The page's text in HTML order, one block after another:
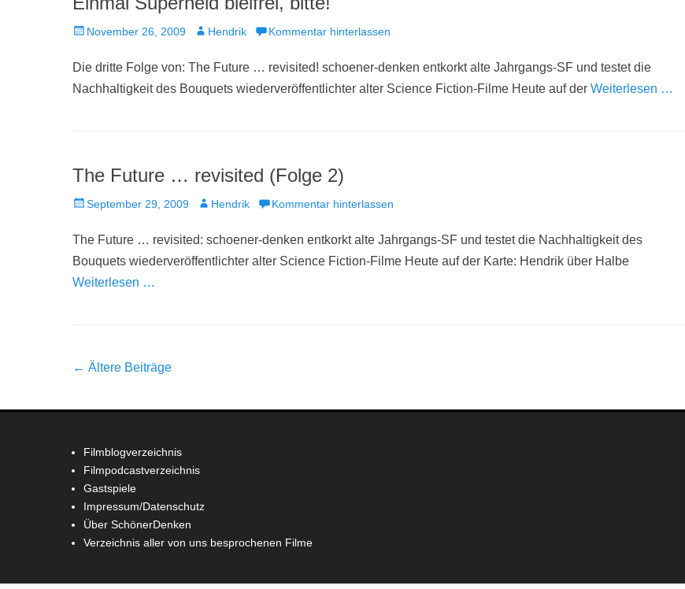
Veröffentlicht
November 26, 2009 AutorHendrik Kommentar hinterlassen
Die dritte Folge von: The Future … revisited! schoener-denken entkorkt alte Jahrgangs-SF und testet die
Nachhaltigkeit des Bouquets wiederveröffentlichter alter Science Fiction-Filme Heute auf der Weiterlesen …
The Future … revisited (Folge 2)
Veröffentlicht
September 29, 2009 AutorHendrik Kommentar hinterlassen
The Future … revisited: schoener-denken entkorkt alte Jahrgangs-SF und testet die Nachhaltigkeit des
Bouquets wiederveröffentlichter alter Science Fiction-Filme Heute auf der Karte: Hendrik über Halbe
Weiterlesen …
Beitrag-
← Ältere Beiträge
Filmblogverzeichnis
Filmpodcastverzeichnis
Gastspiele
Impressum/Datenschutz
Über SchönerDenken
Verzeichnis aller von uns besprochenen Filme